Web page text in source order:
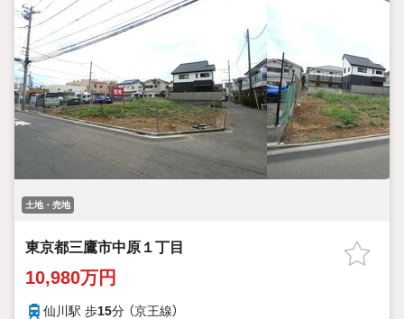
土地・売地
東京都三鷹市中原１丁目
10,980万円
仙川駅 歩15分 （京王線）